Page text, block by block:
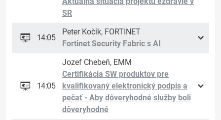
SR
14:05
Peter Kočík, FORTINET
Fortinet Security Fabric s AI
14:05
Jozef Chebeň, EMM
Certifikácia SW produktov pre
kvalifikovaný elektronický podpis a
pečať - Aby dôveryhodné služby boli
dôveryhodné